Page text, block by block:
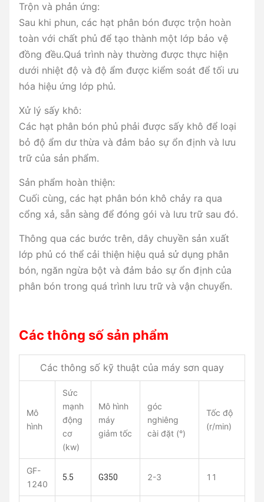
Trộn và phản ứng:
Sau khi phun, các hạt phân bón được trộn hoàn
toàn với chất phủ để tạo thành một lớp bảo vệ
đồng đều.Quá trình này thường được thực hiện
dưới nhiệt độ và độ ẩm được kiểm soát để tối ưu
hóa hiệu ứng lớp phủ.
Xử lý sấy khô:
Các hạt phân bón phủ phải được sấy khô để loại
bỏ độ ẩm dư thừa và đảm bảo sự ổn định và lưu
trữ của sản phẩm.
Sản phẩm hoàn thiện:
Cuối cùng, các hạt phân bón khô chảy ra qua
cổng xả, sẵn sàng để đóng gói và lưu trữ sau đó.
Thông qua các bước trên, dây chuyền sản xuất
lớp phủ có thể cải thiện hiệu quả sử dụng phân
bón, ngăn ngừa bột và đảm bảo sự ổn định của
phân bón trong quá trình lưu trữ và vận chuyển.
Các thông số sản phẩm
Các thông số kỹ thuật của máy sơn quay
Mô
hình
Sức
mạnh
động
cơ
(kw)
Mô hình
máy
giảm tốc
góc
nghiêng
cài đặt (°)
Tốc độ
(r/min)
GF-
1240
5.5 G350 2-3 11